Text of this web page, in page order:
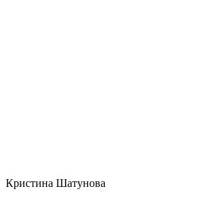
Кристина Шатунова